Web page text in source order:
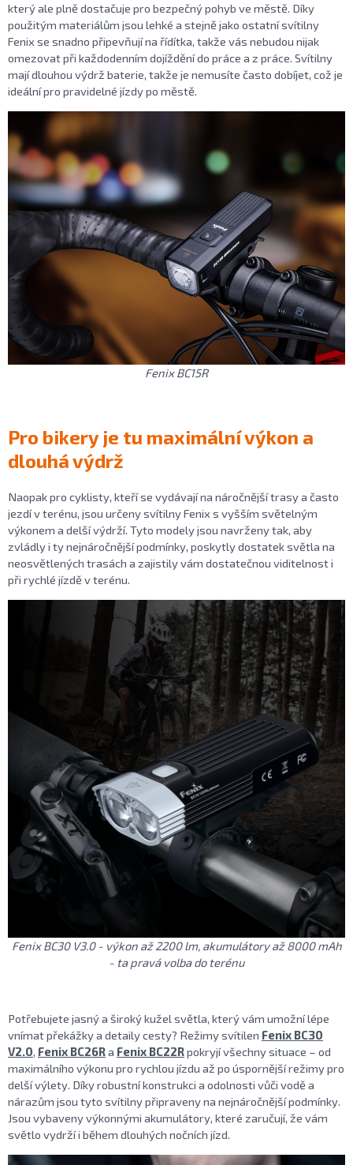
který ale plně dostačuje pro bezpečný pohyb ve městě. Díky
použitým materiálům jsou lehké a stejně jako ostatní svítilny
Fenix se snadno připevňují na řídítka, takže vás nebudou nijak
omezovat při každodenním dojíždění do práce a z práce. Svítilny
mají dlouhou výdrž baterie, takže je nemusíte často dobíjet, což je
ideální pro pravidelné jízdy po městě.
Fenix BC15R
Pro bikery je tu maximální výkon a
dlouhá výdrž
Naopak pro cyklisty, kteří se vydávají na náročnější trasy a často
jezdí v terénu, jsou určeny svítilny Fenix s vyšším světelným
výkonem a delší výdrží. Tyto modely jsou navrženy tak, aby
zvládly i ty nejnáročnější podmínky, poskytly dostatek světla na
neosvětlených trasách a zajistily vám dostatečnou viditelnost i
při rychlé jízdě v terénu.
Fenix BC30 V3.0 - výkon až 2200 lm, akumulátory až 8000 mAh
- ta pravá volba do terénu
Potřebujete jasný a široký kužel světla, který vám umožní lépe
vnímat překážky a detaily cesty? Režimy svítilen Fenix BC30
V2.0, Fenix BC26Ra Fenix BC22Rpokryjí všechny situace – od
maximálního výkonu pro rychlou jízdu až po úspornější režimy pro
delší výlety. Díky robustní konstrukci a odolnosti vůči vodě a
nárazům jsou tyto svítilny připraveny na nejnáročnější podmínky.
Jsou vybaveny výkonnými akumulátory, které zaručují, že vám
světlo vydrží i během dlouhých nočních jízd.